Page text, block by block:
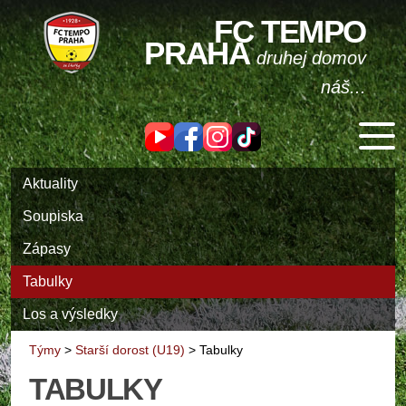
FC TEMPO
PRAHAdruhej domov
náš...
Aktuality
Soupiska
Zápasy
Tabulky
Los a výsledky
Týmy > Starší dorost (U19) > Tabulky
TABULKY